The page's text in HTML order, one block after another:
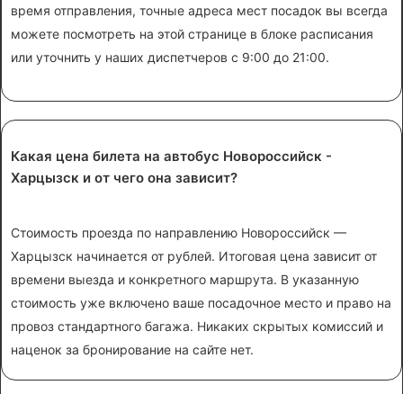
время отправления, точные адреса мест посадок вы всегда
можете посмотреть на этой странице в блоке расписания
или уточнить у наших диспетчеров с 9:00 до 21:00.
Какая цена билета на автобус Новороссийск -
Харцызск и от чего она зависит?
Стоимость проезда по направлению Новороссийск —
Харцызск начинается от рублей. Итоговая цена зависит от
времени выезда и конкретного маршрута. В указанную
стоимость уже включено ваше посадочное место и право на
провоз стандартного багажа. Никаких скрытых комиссий и
наценок за бронирование на сайте нет.